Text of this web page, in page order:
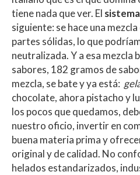
tiene nada que ver. El
siguiente: se hace una
partes sólidas, lo que
neutralizada. Y a esa mezcla
sabores, 182 gramos de
mezcla, se bate y ya está:
chocolate, ahora pistacho y
los pocos que quedamos,
nuestro oficio, invertir en
buena materia prima y
original y de calidad. No
helados estandarizados,